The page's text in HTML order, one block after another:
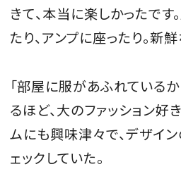
きて、本当に楽しかったです
たり、アンプに座ったり。新
「部屋に服があふれている
るほど、大のファッション好
ムにも興味津々で、デザイ
ェックしていた。